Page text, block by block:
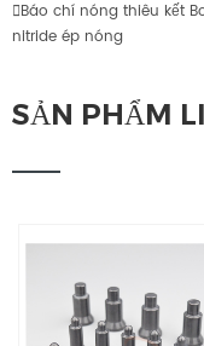
Báo chí nóng thiêu kết
nitride ép nóng
SẢN PHẨM